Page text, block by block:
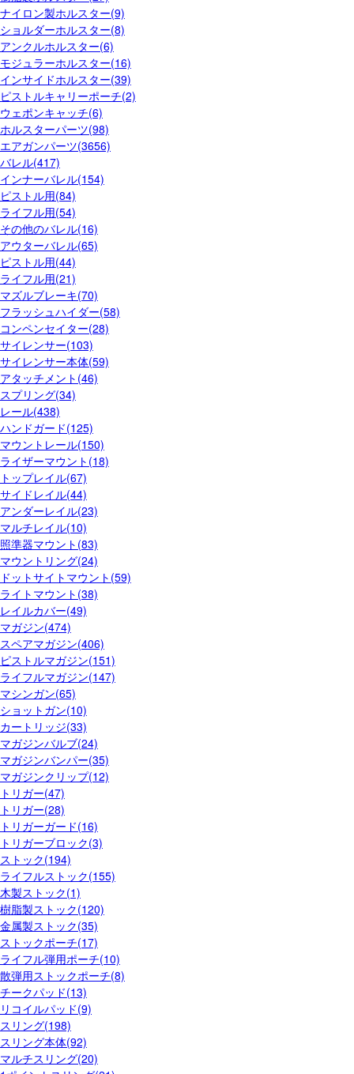
ナイロン製ホルスター(9)
ショルダーホルスター(8)
アンクルホルスター(6)
モジュラーホルスター(16)
インサイドホルスター(39)
ピストルキャリーポーチ(2)
ウェポンキャッチ(6)
ホルスターパーツ(98)
エアガンパーツ(3656)
バレル(417)
インナーバレル(154)
ピストル用(84)
ライフル用(54)
その他のバレル(16)
アウターバレル(65)
ピストル用(44)
ライフル用(21)
マズルブレーキ(70)
フラッシュハイダー(58)
コンペンセイター(28)
サイレンサー(103)
サイレンサー本体(59)
アタッチメント(46)
スプリング(34)
レール(438)
ハンドガード(125)
マウントレール(150)
ライザーマウント(18)
トップレイル(67)
サイドレイル(44)
アンダーレイル(23)
マルチレイル(10)
照準器マウント(83)
マウントリング(24)
ドットサイトマウント(59)
ライトマウント(38)
レイルカバー(49)
マガジン(474)
スペアマガジン(406)
ピストルマガジン(151)
ライフルマガジン(147)
マシンガン(65)
ショットガン(10)
カートリッジ(33)
マガジンバルブ(24)
マガジンバンパー(35)
マガジンクリップ(12)
トリガー(47)
トリガー(28)
トリガーガード(16)
トリガーブロック(3)
ストック(194)
ライフルストック(155)
木製ストック(1)
樹脂製ストック(120)
金属製ストック(35)
ストックポーチ(17)
ライフル弾用ポーチ(10)
散弾用ストックポーチ(8)
チークパッド(13)
リコイルパッド(9)
スリング(198)
スリング本体(92)
マルチスリング(20)